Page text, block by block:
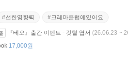
#선한영향력 #크레마클럽에있어요
『테오』출간 이벤트 - 깃털 엽서 (26.06.23 ~
17,000원